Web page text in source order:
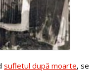
sufletul după moarte, se